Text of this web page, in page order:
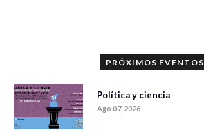
PRÓXIMOS EVENTOS
Política y ciencia
Ago 07, 2026